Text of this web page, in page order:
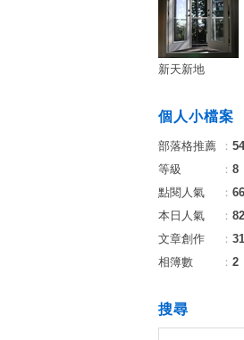
新天新地
個人小檔案
部落格推薦 ： 54
等級
： 8
點閱人氣
：
本日人氣
： 82
文章創作
：
相簿數
： 2
搜尋